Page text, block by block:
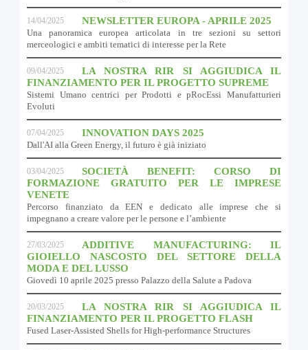
14/04/2025 NEWSLETTER EUROPA - APRILE 2025
Una panoramica europea articolata in tre sezioni su settori
merceologici e ambiti tematici di interesse per la Rete
09/04/2025
LA NOSTRA RIR SI AGGIUDICA IL
FINANZIAMENTO PER IL PROGETTO SUPREME
Sistemi Umano centrici per Prodotti e pRocEssi Manufatturieri
Evoluti
07/04/2025 INNOVATION DAYS 2025
Dall'AI alla Green Energy, il futuro è già iniziato
03/04/2025
SOCIETÀ BENEFIT: CORSO DI
FORMAZIONE GRATUITO PER LE IMPRESE
VENETE
Percorso finanziato da EEN e dedicato alle imprese che si
impegnano a creare valore per le persone e l’ambiente
27/03/2025
ADDITIVE MANUFACTURING: IL
GIOIELLO NASCOSTO DEL SETTORE DELLA
MODA E DEL LUSSO
Giovedì 10 aprile 2025 presso Palazzo della Salute a Padova
20/03/2025
LA NOSTRA RIR SI AGGIUDICA IL
FINANZIAMENTO PER IL PROGETTO FLASH
Fused Laser-Assisted Shells for High-performance Structures